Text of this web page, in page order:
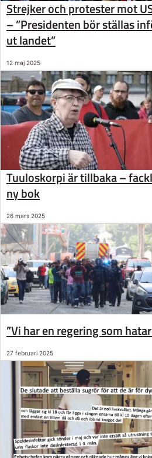
Strejker och protester mot
– ”Presidenten bör ställas
ut landet”
12 maj 2025
Tuuloskorpi är tillbaka –
ny bok
26 mars 2025
”Vi har en regering som
27 februari 2025